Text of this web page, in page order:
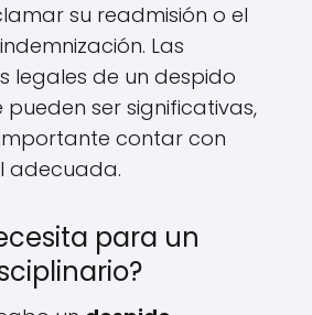
su readmisión o el
Las
legales de un despido
ser significativas,
contar con
adecuada.
para un